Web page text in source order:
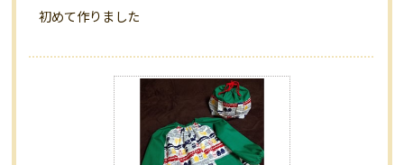
初めて作りました